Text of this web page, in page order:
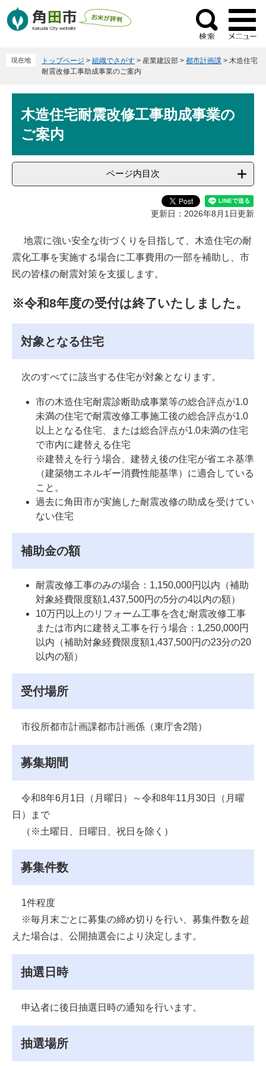
ー
ニ
検
索
現在地 トップページ > 組織でさがす > 産業建設部 > 都市計画課 > 木造住宅
耐震改修工事助成事業のご案内
木造住宅耐震改修工事助成事業の
ご案内
ページ内目次
更新日：2026年8月1日更新
地震に強い安全な街づくりを目指して、木造住宅の耐
震化工事を実施する場合に工事費用の一部を補助し、市
民の皆様の耐震対策を支援します。
※令和8年度の受付は終了いたしました。
対象となる住宅
次のすべてに該当する住宅が対象となります。
市の木造住宅耐震診断助成事業等の総合評点が1.0
未満の住宅で耐震改修工事施工後の総合評点が1.0
以上となる住宅、または総合評点が1.0未満の住宅
で市内に建替える住宅
※建替えを行う場合、建替え後の住宅が省エネ基準
（建築物エネルギー消費性能基準）に適合している
こと。
過去に角田市が実施した耐震改修の助成を受けてい
ない住宅
補助金の額
耐震改修工事のみの場合：1,150,000円以内（補助
対象経費限度額1,437,500円の5分の4以内の額）
10万円以上のリフォーム工事を含む耐震改修工事
または市内に建替え工事を行う場合：1,250,000円
以内（補助対象経費限度額1,437,500円の23分の20
以内の額）
受付場所
市役所都市計画課都市計画係（東庁舎2階）
募集期間
令和8年6月1日（月曜日）～令和8年11月30日（月曜
日）まで
（※土曜日、日曜日、祝日を除く）
募集件数
1件程度
※毎月末ごとに募集の締め切りを行い、募集件数を超
えた場合は、公開抽選会により決定します。
抽選日時
申込者に後日抽選日時の通知を行います。
抽選場所